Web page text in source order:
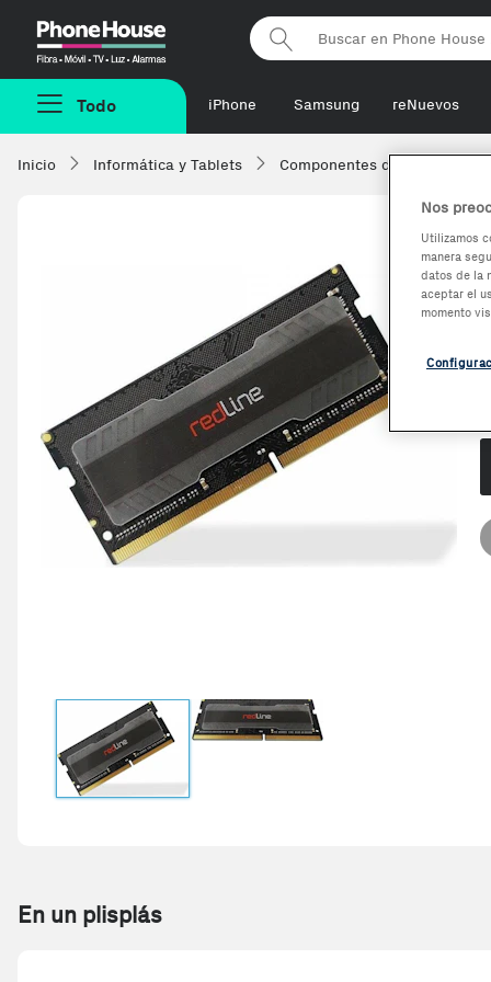
Phonehouse
Todo iPhone Samsung reNuevos
Inicio Informática y Tablets Componentes de ordenadores
En un plisplás
Nos
Utilizamos
manera
datos de la
aceptar el
momento